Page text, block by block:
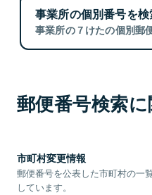
事業所の個別番号を検
事業所の７けたの個別郵
郵便番号検索
市町村変更情報
郵便番号を公表した市町村の一
しています。